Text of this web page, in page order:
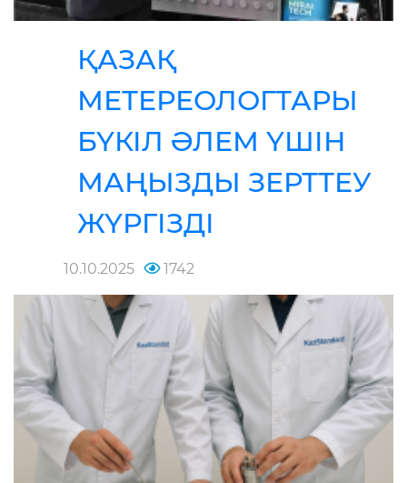
ҚАЗАҚ
МЕТЕРЕОЛОГТАРЫ
БҮКІЛ ӘЛЕМ ҮШІН
МАҢЫЗДЫ ЗЕРТТЕУ
ЖҮРГІЗДІ
10.10.2025 1742